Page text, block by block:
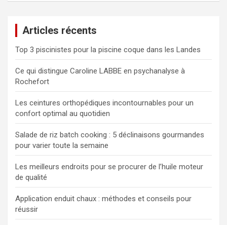
c
h
e
r
Articles récents
Top 3 piscinistes pour la piscine coque dans les Landes
Ce qui distingue Caroline LABBE en psychanalyse à
Rochefort
Les ceintures orthopédiques incontournables pour un
confort optimal au quotidien
Salade de riz batch cooking : 5 déclinaisons gourmandes
pour varier toute la semaine
Les meilleurs endroits pour se procurer de l’huile moteur
de qualité
Application enduit chaux : méthodes et conseils pour
réussir